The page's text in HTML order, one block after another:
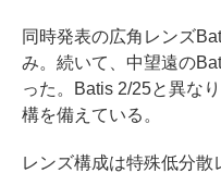
同時発表の広角レンズ
み。続いて、中望遠の
った。Batis 2/25と異な
構を備えている。
レンズ構成は特殊低分